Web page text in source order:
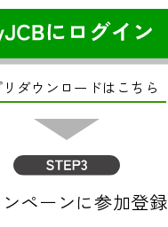
ダウンロードはこちら
ペーンに参加登録